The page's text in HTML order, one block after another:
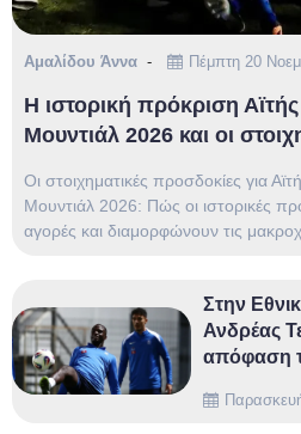
Αμαλίδου Άννα Πέμπτη 20
Η ιστορική πρόκριση
Μουντιάλ 2026 και οι
Οι στοιχηματικές προσδοκίες για
Μουντιάλ 2026: Πώς οι ιστορικές
αγορές και διαμορφώνουν τις
Στην
Ανδρέας
απόφαση